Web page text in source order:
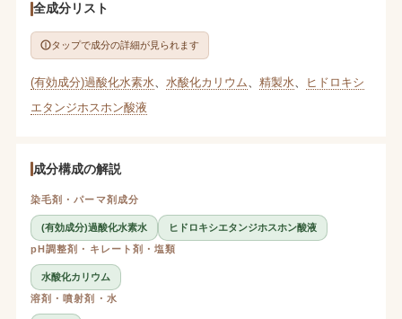
全成分リスト
タップで成分の詳細が見られます
(有効成分)過酸化水素水 水酸化カリウム 精製水
ヒドロキシ
エタンジホスホン酸液
成分構成の解説
染毛剤・パーマ剤成分
(有効成分)過酸化水素水
ヒドロキシエタンジホスホン酸液
pH調整剤・キレート剤・塩類
水酸化カリウム
溶剤・噴射剤・水